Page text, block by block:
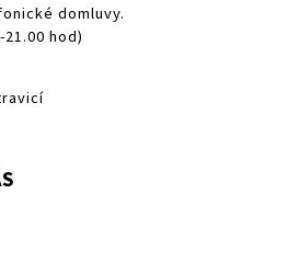
domluvy.
hod)